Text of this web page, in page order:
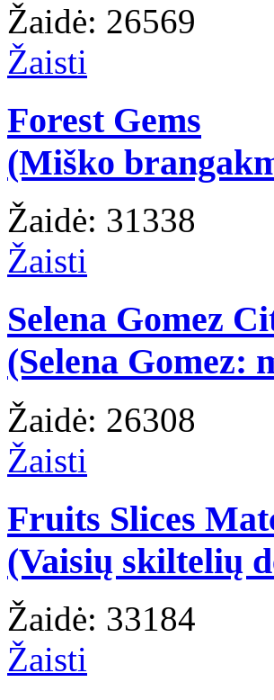
Žaidė: 26569
Žaisti
Forest Gems
(Miško
Žaidė: 31338
Žaisti
Selena Gomez
(Selena Gomez:
Žaidė: 26308
Žaisti
Fruits Slices
(Vaisių skiltelių
Žaidė: 33184
Žaisti